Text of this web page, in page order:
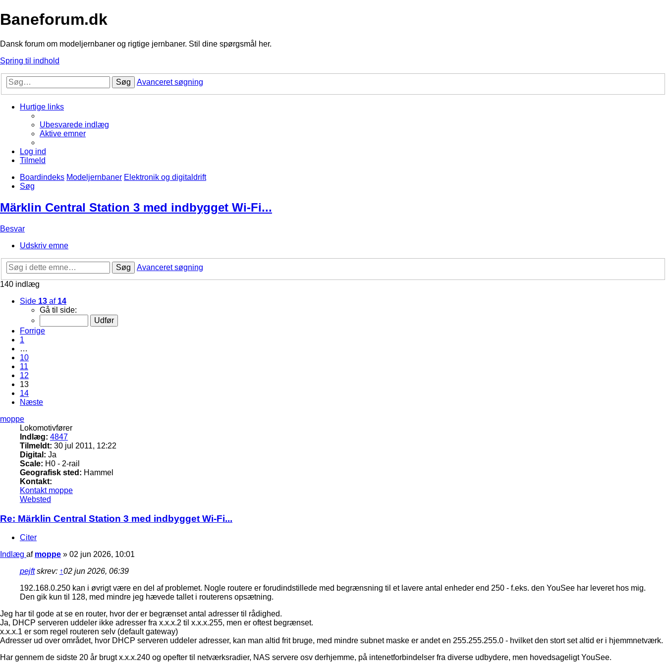
Baneforum.dk
Dansk forum om modeljernbaner og rigtige jernbaner. Stil dine spørgsmål her.
Spring til indhold
Søg Avanceret søgning
Hurtige links
Ubesvarede indlæg
Aktive emner
Log ind
Tilmeld
Boardindeks Modeljernbaner Elektronik og digitaldrift
Søg
Märklin Central Station 3 med indbygget Wi-Fi...
Besvar
Udskriv emne
Søg
Avanceret søgning
140 indlæg
Side 13 af 14
Gå til side:
Forrige
1
…
10
11
12
13
14
Næste
moppe
Lokomotivfører
Indlæg: 4847
Tilmeldt: 30 jul 2011, 12:22
Digital: Ja
Scale: H0 - 2-rail
Geografisk sted: Hammel
Kontakt:
Kontakt moppe
Websted
Re: Märklin Central Station 3 med indbygget Wi-Fi...
Citer
Indlæg af moppe » 02 jun 2026, 10:01
pejftskrev: ↑02 jun 2026, 06:39
192.168.0.250 kan i øvrigt være en del af problemet. Nogle routere er forudindstillede med begrænsning til et lavere antal enheder end 250 - f.eks. den YouSee har leveret hos mig.
Den gik kun til 128, med mindre jeg hævede tallet i routerens opsætning.
Jeg har til gode at se en router, hvor der er begrænset antal adresser til rådighed.
Ja, DHCP serveren uddeler ikke adresser fra x.x.x.2 til x.x.x.255, men er oftest begrænset.
x.x.x.1 er som regel routeren selv (default gateway)
Adresser ud over området, hvor DHCP serveren uddeler adresser, kan man altid frit bruge, med mindre subnet maske er andet en 255.255.255.0 - hvilket den stort set altid er i hjemmnetværk.
Har gennem de sidste 20 år brugt x.x.x.240 og opefter til netværksradier, NAS servere osv derhjemme, på intenetforbindelser fra diverse udbydere, men hovedsageligt YouSee.